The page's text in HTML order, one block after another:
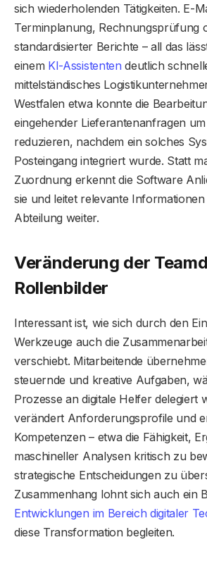
sich wiederholenden Tätigkeiten. E-
Terminplanung, Rechnungsprüfung
standardisierter Berichte – all das
einem KI-Assistenten deutlich
mittelständisches
Westfalen etwa konnte die
eingehender Lieferantenanfragen
reduzieren, nachdem ein solches
Posteingang integriert wurde. Statt
Zuordnung erkennt die Software
sie und leitet relevante Informationen
Abteilung weiter.
Veränderung der
Rollenbilder
Interessant ist, wie sich durch den
Werkzeuge auch die
verschiebt. Mitarbeitende
steuernde und kreative Aufgaben,
Prozesse an digitale Helfer delegiert
verändert Anforderungsprofile und
Kompetenzen – etwa die Fähigkeit,
maschineller Analysen kritisch zu
strategische Entscheidungen zu
Zusammenhang lohnt sich auch ein
Entwicklungen im Bereich digitaler
diese Transformation begleiten.